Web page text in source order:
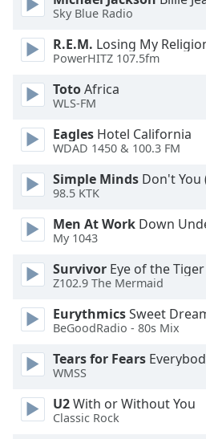
dialog
window.
cancel
and
close
window.
Text
Color
Opacity
Text
Color
Opacity
Sky Blue Radio
R.E.M. Losing My
PowerHITZ 107.5fm
TotoAfrica
WLS-FM
Eagles Hotel California
WDAD 1450 & 100.3 FM
Simple Minds Don't You
98.5 KTK
Men At Work Down
My 1043
Survivor Eye of the Tiger
Z102.9 The Mermaid
EurythmicsSweet
BeGoodRadio - 80s Mix
Tears for Fears Everybody
WMSS
U2With or Without You
Classic Rock